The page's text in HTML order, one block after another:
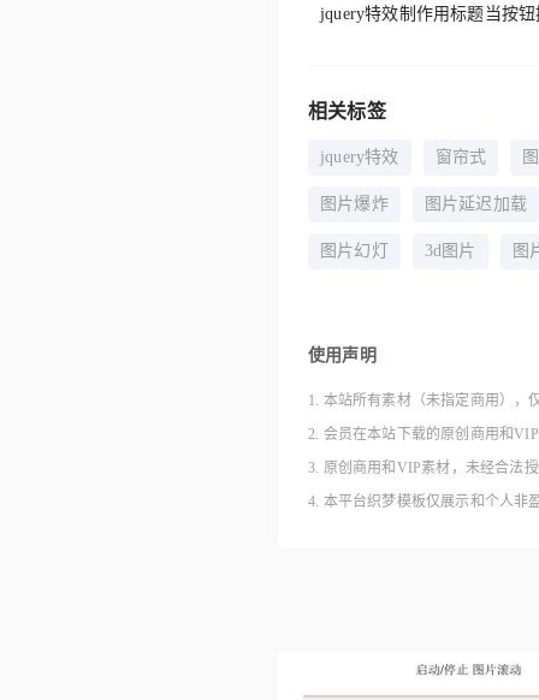
jquery特效制作用标题当按
相关标签
jquery特效 窗帘式
图片爆炸 图片延迟加载
图片幻灯 3d图片 图
使用声明
1. 本站所有素材（未指定商用），
2. 会员在本站下载的原创商用和
3. 原创商用和VIP素材，未经合法
4. 本平台织梦模板仅展示和个人非